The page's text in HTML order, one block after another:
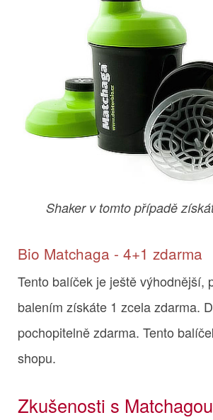
Shaker v tomto případě
Bio Matchaga - 4+1 zdarma
Tento balíček je ještě výhodnější,
balením získáte 1 zcela zdarma.
pochopitelně zdarma. Tento
shopu.
Zkušenosti s Matchagou